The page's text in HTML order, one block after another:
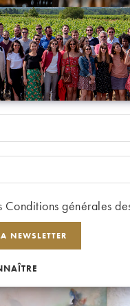
Conditions générales